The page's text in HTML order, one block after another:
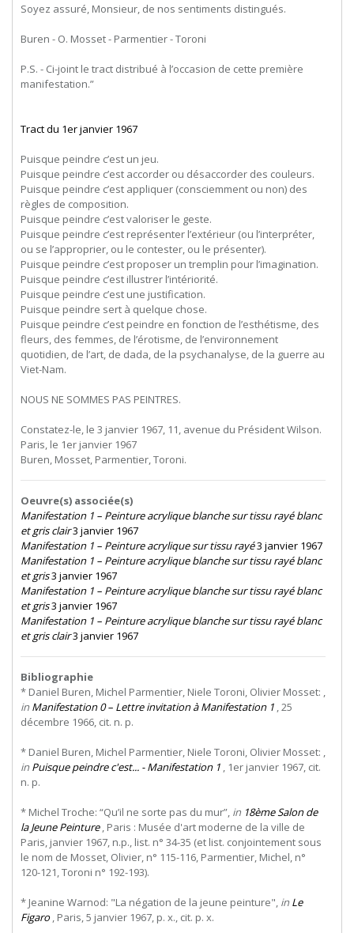
Soyez assuré, Monsieur, de nos sentiments distingués.
Buren - O. Mosset - Parmentier - Toroni
P.S. - Ci-joint le tract distribué à l’occasion de cette première
manifestation.”
Tract du 1er janvier 1967
Puisque peindre c’est un jeu.
Puisque peindre c’est accorder ou désaccorder des couleurs.
Puisque peindre c’est appliquer (consciemment ou non) des
règles de composition.
Puisque peindre c’est valoriser le geste.
Puisque peindre c’est représenter l’extérieur (ou l’interpréter,
ou se l’approprier, ou le contester, ou le présenter).
Puisque peindre c’est proposer un tremplin pour l’imagination.
Puisque peindre c’est illustrer l’intériorité.
Puisque peindre c’est une justification.
Puisque peindre sert à quelque chose.
Puisque peindre c’est peindre en fonction de l’esthétisme, des
fleurs, des femmes, de l’érotisme, de l’environnement
quotidien, de l’art, de dada, de la psychanalyse, de la guerre au
Viet-Nam.
NOUS NE SOMMES PAS PEINTRES.
Constatez-le, le 3 janvier 1967, 11, avenue du Président Wilson.
Paris, le 1er janvier 1967
Buren, Mosset, Parmentier, Toroni.
Oeuvre(s) associée(s)
Manifestation 1 – Peinture acrylique blanche sur tissu rayé blanc
et gris clair3 janvier 1967
Manifestation 1 – Peinture acrylique sur tissu rayé3 janvier 1967
Manifestation 1 – Peinture acrylique blanche sur tissu rayé blanc
et gris3 janvier 1967
Manifestation 1 – Peinture acrylique blanche sur tissu rayé blanc
et gris3 janvier 1967
Manifestation 1 – Peinture acrylique blanche sur tissu rayé blanc
et gris clair3 janvier 1967
Bibliographie
* Daniel Buren, Michel Parmentier, Niele Toroni, Olivier Mosset: ,
in Manifestation 0 – Lettre invitation à Manifestation 1 , 25
décembre 1966, cit. n. p.
* Daniel Buren, Michel Parmentier, Niele Toroni, Olivier Mosset: ,
in Puisque peindre c'est... - Manifestation 1 , 1er janvier 1967, cit.
n. p.
* Michel Troche: “Qu’il ne sorte pas du mur”, in 18ème Salon de
la Jeune Peinture, Paris : Musée d'art moderne de la ville de
Paris, janvier 1967, n.p., list. n° 34-35 (et list. conjointement sous
le nom de Mosset, Olivier, n° 115-116, Parmentier, Michel, n°
120-121, Toroni n° 192-193).
* Jeanine Warnod: "La négation de la jeune peinture", in Le
Figaro, Paris, 5 janvier 1967, p. x., cit. p. x.